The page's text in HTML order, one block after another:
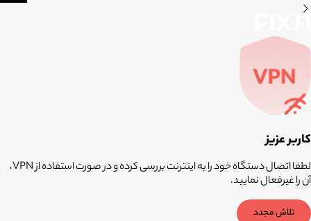
کاربر عزیز
لطفا اتصال دستگاه خود را به اینترنت بررسی کرده و در صورت استفاده از VPN،
آن را غیرفعال نمایید.
تلاش مجدد